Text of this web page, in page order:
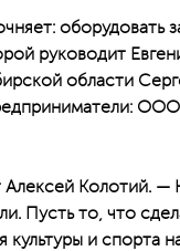
руководит
области
Колотий. —
Пусть то, что
и спорта